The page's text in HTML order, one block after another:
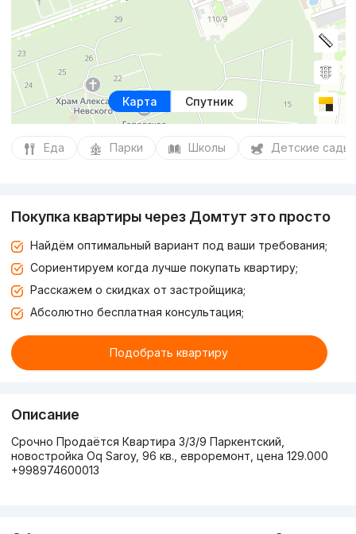
Карта Спутник
Еда Парки Школы Детские сады
Покупка квартиры через Домтут это просто
Найдём оптимальный вариант под ваши требования;
Сориентируем когда лучше покупать квартиру;
Расскажем о скидках от застройщика;
Абсолютно бесплатная консультация;
Подобрать квартиру
Описание
Срочно Продаётся Квартира 3/3/9 Паркентский,
новостройка Oq Saroy, 96 кв., евроремонт, цена 129.000
+998974600013